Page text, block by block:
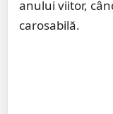
anului viitor,
carosabilă.